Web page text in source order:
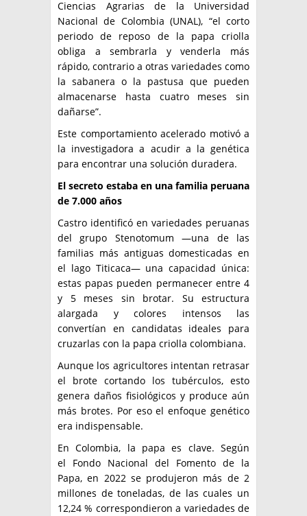
Ciencias Agrarias de la Universidad
Nacional de Colombia (UNAL), “el corto
periodo de reposo de la papa criolla
obliga a sembrarla y venderla más
rápido, contrario a otras variedades como
la sabanera o la pastusa que pueden
almacenarse hasta cuatro meses sin
dañarse”.
Este comportamiento acelerado motivó a
la investigadora a acudir a la genética
para encontrar una solución duradera.
El secreto estaba en una familia peruana
de 7.000 años
Castro identificó en variedades peruanas
del grupo Stenotomum —una de las
familias más antiguas domesticadas en
el lago Titicaca— una capacidad única:
estas papas pueden permanecer entre 4
y 5 meses sin brotar. Su estructura
alargada y colores intensos las
convertían en candidatas ideales para
cruzarlas con la papa criolla colombiana.
Aunque los agricultores intentan retrasar
el brote cortando los tubérculos, esto
genera daños fisiológicos y produce aún
más brotes. Por eso el enfoque genético
era indispensable.
En Colombia, la papa es clave. Según
el Fondo Nacional del Fomento de la
Papa, en 2022 se produjeron más de 2
millones de toneladas, de las cuales un
12,24 % correspondieron a variedades de